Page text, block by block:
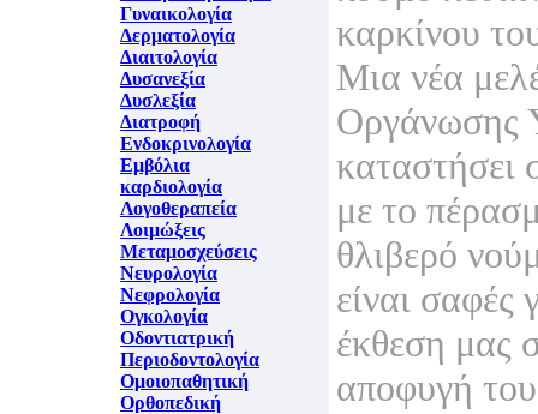
Γυναικολογία
Δερματολογία
Διαιτολογία
Δυσανεξία
Δυσλεξία
Διατροφή
Ενδοκρινολογία
Εμβόλια
καρδιολογία
Λογοθεραπεία
Λοιμώξεις
Μεταμοσχεύσεις
Νευρολογία
Νεφρολογία
Ογκολογία
Οδοντιατρική
Περιοδοντολογία
Ομοιοπαθητική
Ορθοπεδική
καρκίνου
Μια νέα
Οργάνωσης
καταστήσει
με το
θλιβερό
είναι σαφές
έκθεση μας
αποφυγή